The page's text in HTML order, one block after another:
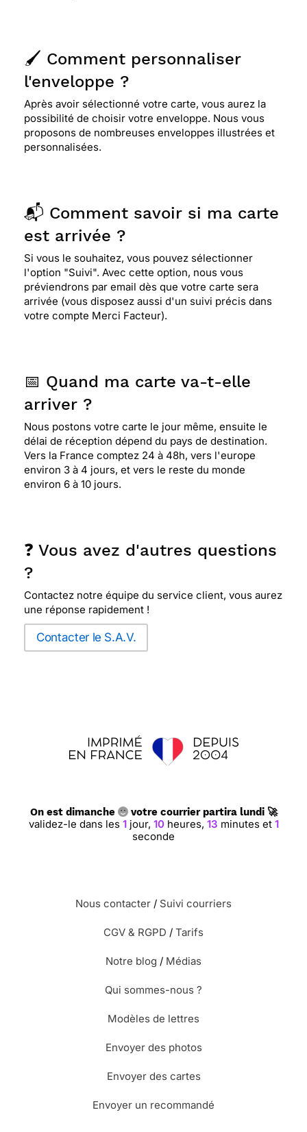
🖌️ Comment personnaliser
l'enveloppe ?
Après avoir sélectionné votre carte, vous aurez la
possibilité de choisir votre enveloppe. Nous vous
proposons de nombreuses enveloppes illustrées et
personnalisées.
📬 Comment savoir si ma carte
est arrivée ?
Si vous le souhaitez, vous pouvez sélectionner
l'option "Suivi". Avec cette option, nous vous
préviendrons par email dès que votre carte sera
arrivée (vous disposez aussi d'un suivi précis dans
votre compte Merci Facteur).
📅 Quand ma carte va-t-elle
arriver ?
Nous postons votre carte le jour même, ensuite le
délai de réception dépend du pays de destination.
Vers la France comptez 24 à 48h, vers l'europe
environ 3 à 4 jours, et vers le reste du monde
environ 6 à 10 jours.
❓ Vous avez d'autres questions
?
Contactez notre équipe du service client, vous aurez
une réponse rapidement !
Contacter le S.A.V.
On est dimanche votre courrier partira lundi 🚀
validez-le dans les 1jour, 10heures, 13 minutes et 1
seconde
Nous contacter / Suivi courriers
CGV & RGPD / Tarifs
Notre blog / Médias
Qui sommes-nous ?
Modèles de lettres
Envoyer des photos
Envoyer des cartes
Envoyer un recommandé